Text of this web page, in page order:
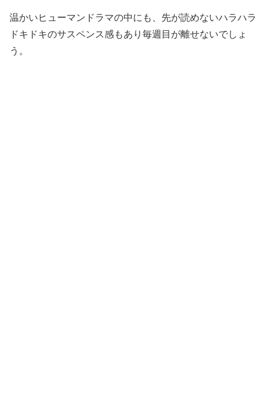
温かいヒューマンドラマの中にも、先が読めないハラハラ
ドキドキのサスペンス感もあり毎週目が離せないでしょ
う。